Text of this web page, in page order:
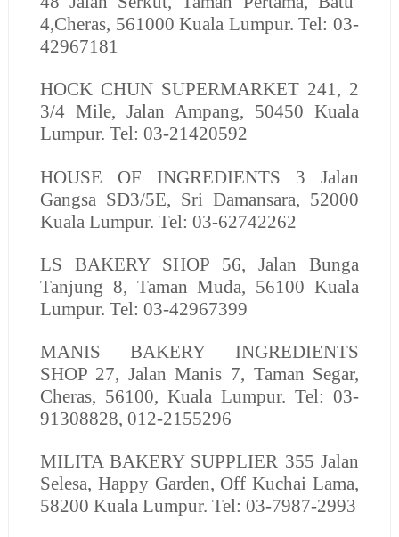
4,Cheras, 561000 Kuala Lumpur. Tel: 03-
42967181
HOCK CHUN SUPERMARKET 241, 2
3/4 Mile, Jalan Ampang, 50450 Kuala
Lumpur. Tel: 03-21420592
HOUSE OF INGREDIENTS 3 Jalan
Gangsa SD3/5E, Sri Damansara, 52000
Kuala Lumpur. Tel: 03-62742262
LS BAKERY SHOP56, Jalan Bunga
Tanjung 8, Taman Muda, 56100 Kuala
Lumpur. Tel: 03-42967399
MANIS BAKERY INGREDIENTS
SHOP 27, Jalan Manis 7, Taman Segar,
Cheras, 56100, Kuala Lumpur. Tel: 03-
91308828, 012-2155296
MILITA BAKERY SUPPLIER 355 Jalan
Selesa, Happy Garden, Off Kuchai Lama,
58200 Kuala Lumpur. Tel: 03-7987-2993